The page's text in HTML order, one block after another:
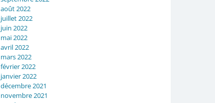
août 2022
juillet 2022
juin 2022
mai 2022
avril 2022
mars 2022
février 2022
janvier 2022
décembre 2021
novembre 2021